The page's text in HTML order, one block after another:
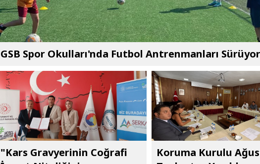
GSB Spor Okulları'nda Futbol Antrenmanları Sürüyor
"Kars Gravyerinin Coğrafi
Koruma Kurulu